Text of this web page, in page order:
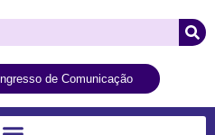
de Comunicação